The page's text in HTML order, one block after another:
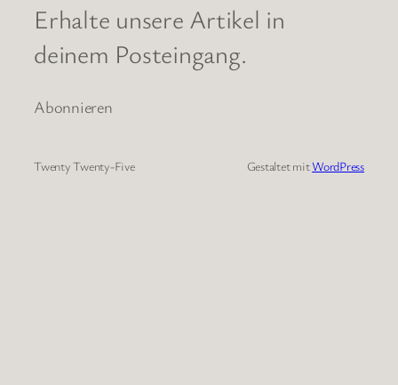
Erhalte unsere Artikel in
deinem Posteingang.
Abonnieren
Twenty Twenty-Five Gestaltet mitWordPress